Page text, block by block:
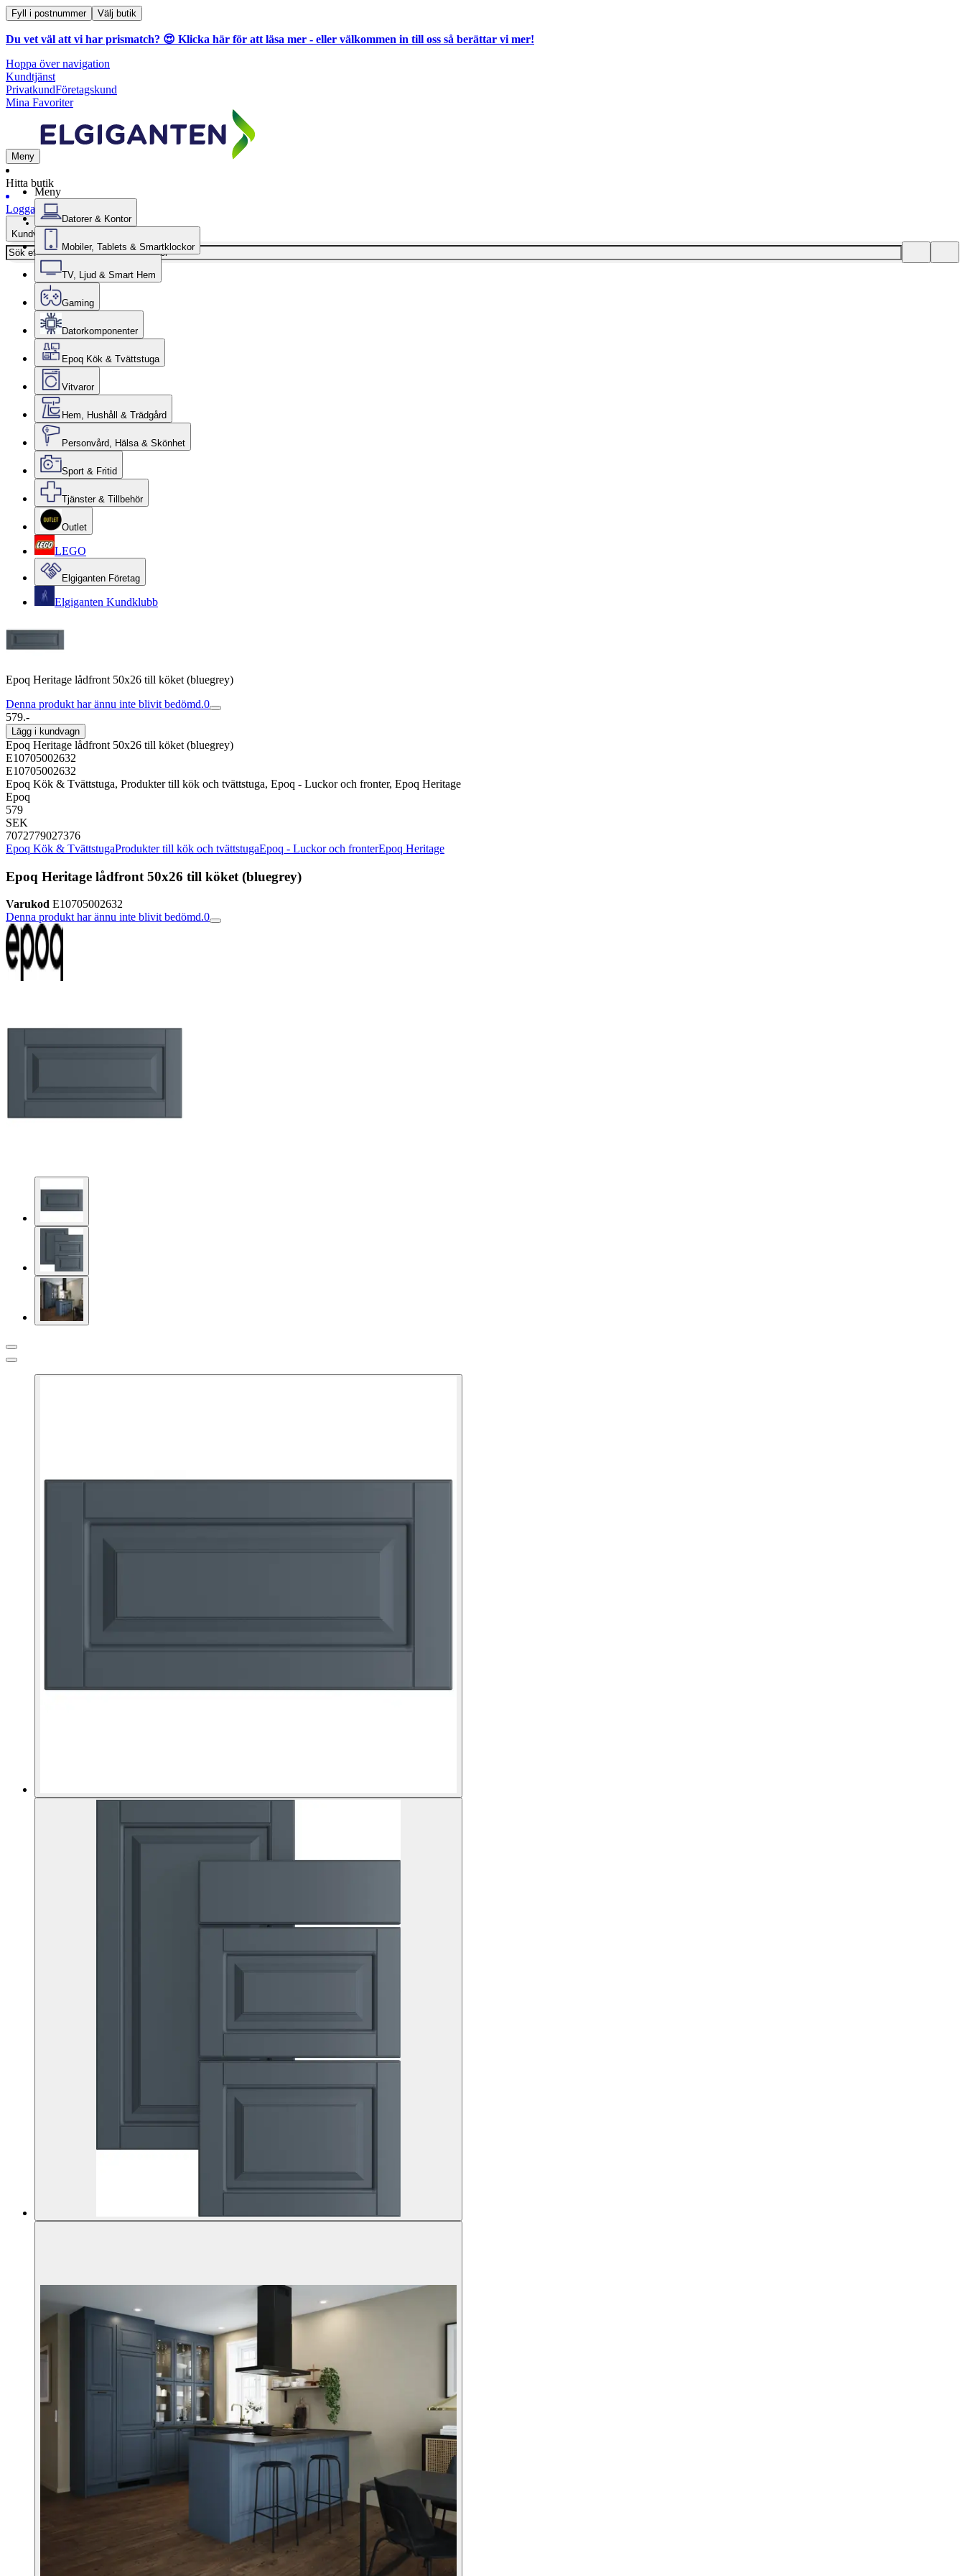
Fyll i postnummer Välj butik
Du vet väl att vi har prismatch? 😍 Klicka här för att läsa mer - eller välkommen in till oss så berättar vi mer!
Hoppa över navigation
Kundtjänst
PrivatkundFöretagskund
Mina Favoriter
Meny
Hitta butik
Logga in
Kundvagn
Meny
Datorer & Kontor
Mobiler, Tablets & Smartklockor
TV, Ljud & Smart Hem
Gaming
Datorkomponenter
Epoq Kök & Tvättstuga
Vitvaror
Hem, Hushåll & Trädgård
Personvård, Hälsa & Skönhet
Sport & Fritid
Tjänster & Tillbehör
Outlet
LEGO
Elgiganten Företag
Elgiganten Kundklubb
Epoq Heritage lådfront 50x26 till köket (bluegrey)
Denna produkt har ännu inte blivit bedömd.0
579.-
Lägg i kundvagn
Epoq Heritage lådfront 50x26 till köket (bluegrey)
E10705002632
E10705002632
Epoq Kök & Tvättstuga, Produkter till kök och tvättstuga, Epoq - Luckor och fronter, Epoq Heritage
Epoq
579
SEK
7072779027376
Epoq Kök & TvättstugaProdukter till kök och tvättstugaEpoq - Luckor och fronterEpoq Heritage
Epoq Heritage lådfront 50x26 till köket (bluegrey)
Varukod E10705002632
Denna produkt har ännu inte blivit bedömd.0